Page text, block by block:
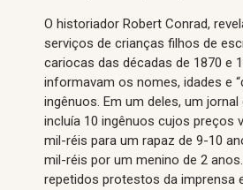
O historiador Robert Conrad,
serviços de crianças filhos de
cariocas das décadas de 1870 e
informavam os nomes, idades e
ingênuos. Em um deles, um jornal
incluía 10 ingênuos cujos preços
mil-réis para um rapaz de 9-10
mil-réis por um menino de 2 anos.
repetidos protestos da imprensa